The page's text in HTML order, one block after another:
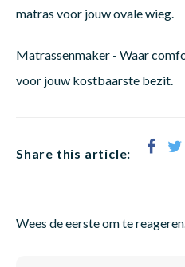
matras voor jouw ovale wieg.
Matrassenmaker - Waar
voor jouw kostbaarste bezit.
Share this article:
Wees de eerste om te